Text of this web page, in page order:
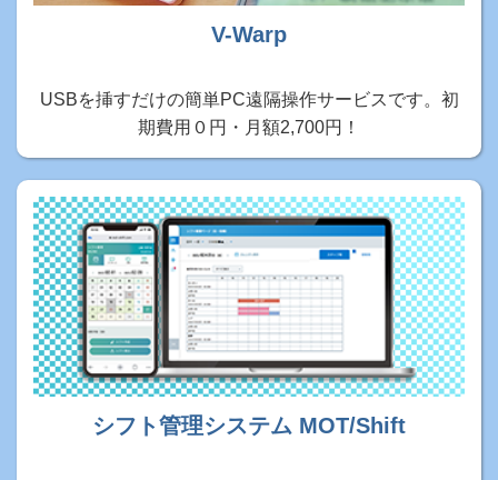
V-Warp
USBを挿すだけの簡単PC遠隔操作サービスです。初
期費用０円・月額2,700円！
シフト管理システム MOT/Shift